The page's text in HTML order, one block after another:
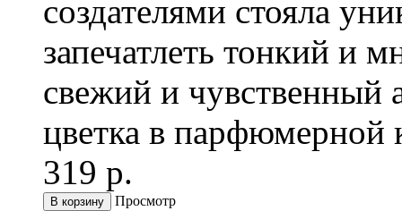
создателями стояла
запечатлеть тонкий и
свежий и чувственный
цветка в парфюмерной
319 р.
Просмотр